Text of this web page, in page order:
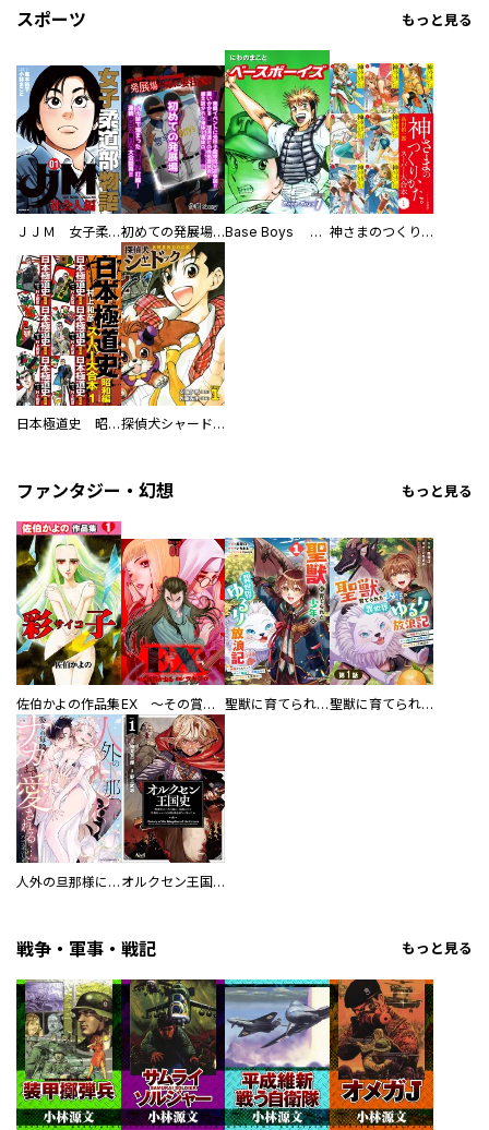
スポーツ もっと見る
ＪＪＭ 女子柔道部物語 社会人編 初めての発展場 【白抜き修正版】 Base Boys 新装版 神さまのつくりかた。スーパー大合本
日本極道史 昭和編 スーパー大合本 探偵犬シャードック（新装版）
ファンタジー・幻想 もっと見る
佐伯かよの作品集 EX ～その賞金稼ぎは、世界の出口を探す～【単行本版】 聖獣に育てられた少年の異世界ゆるり放浪記～神様からもらったチート魔法で、仲間たちとスローライフを満喫中～ 聖獣に育てられた少年の異世界ゆるり放浪記～神様からもらったチート魔法で、仲間たちとスローライフを満喫中～【分冊版】
人外の旦那様に娶られ毎晩ナカまで愛される…。アンソロジー オルクセン王国史
戦争・軍事・戦記 もっと見る